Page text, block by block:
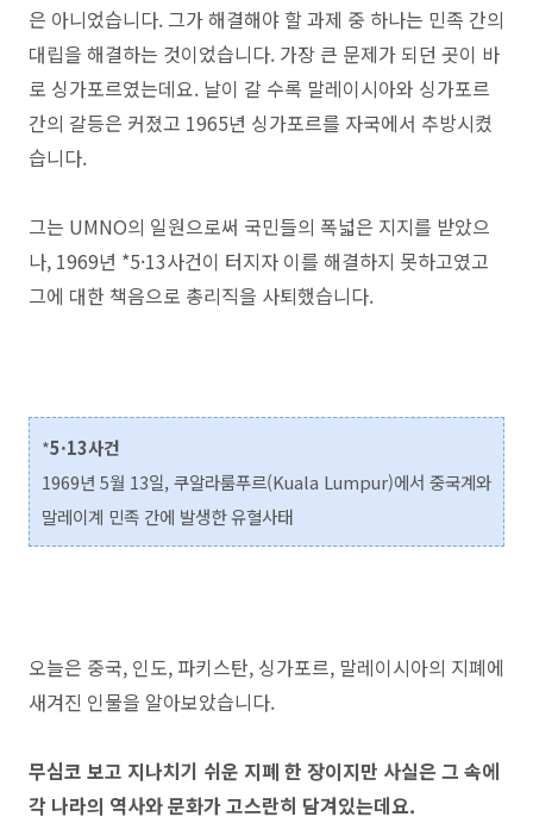
은 아니었습니다. 그가 해결해야 할 과제 중 하나는 민족 간의
대립을 해결하는 것이었습니다. 가장 큰 문제가 되던 곳이 바
로 싱가포르였는데요. 날이 갈 수록 말레이시아와 싱가포르
간의 갈등은 커졌고 1965년 싱가포르를 자국에서 추방시켰
습니다.
그는 UMNO의 일원으로써 국민들의 폭넓은 지지를 받았으
나, 1969년 *5·13사건이 터지자 이를 해결하지 못하고였고
그에 대한 책음으로 총리직을 사퇴했습니다.
*5·13사건
1969년 5월 13일, 쿠알라룸푸르(Kuala Lumpur)에서 중국계와
말레이계 민족 간에 발생한 유혈사태
오늘은 중국, 인도, 파키스탄, 싱가포르, 말레이시아의 지폐에
새겨진 인물을 알아보았습니다.
무심코 보고 지나치기 쉬운 지폐 한 장이지만 사실은 그 속에
각 나라의 역사와 문화가 고스란히 담겨있는데요.